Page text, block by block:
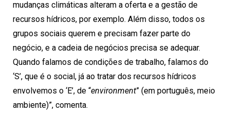
mudanças climáticas alteram a oferta e a gestão de
recursos hídricos, por exemplo. Além disso, todos os
grupos sociais querem e precisam fazer parte do
negócio, e a cadeia de negócios precisa se adequar.
Quando falamos de condições de trabalho, falamos do
‘S’, que é o social, já ao tratar dos recursos hídricos
envolvemos o ‘E’, de “environment” (em português, meio
ambiente)”, comenta.